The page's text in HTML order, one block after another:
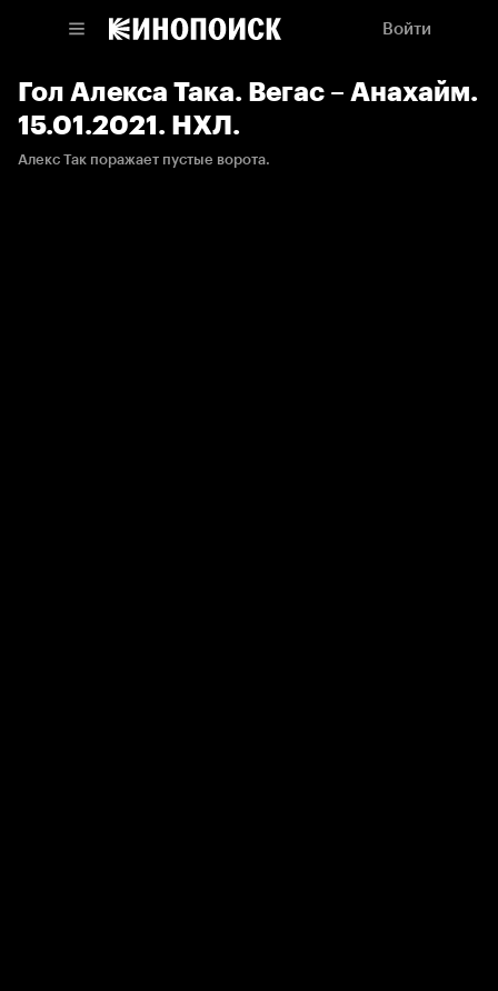
Войти
Гол Алекса Така. Вегас – Анахайм.
15.01.2021. НХЛ.
Алекс Так поражает пустые ворота.